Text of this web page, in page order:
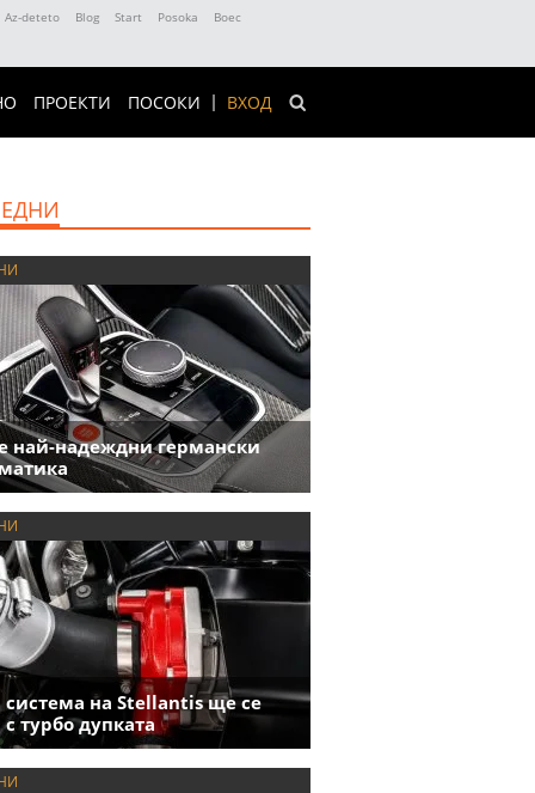
Az-deteto Blog Start Posoka
Boec
ВХОД
ПРОЕКТИ ПОСОКИ
най-надеждни германски
система на Stellantis ще се
турбо дупката